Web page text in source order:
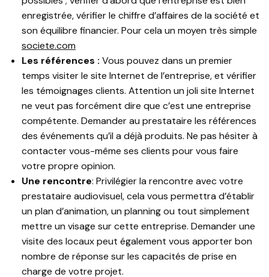
enregistrée, vérifier le chiffre d’affaires de la société et
son équilibre financier. Pour cela un moyen très simple
societe.com
Les références : Vous pouvez dans un premier
temps visiter le site Internet de l’entreprise, et vérifier
les témoignages clients. Attention un joli site Internet
ne veut pas forcément dire que c’est une entreprise
compétente. Demander au prestataire les références
des événements qu’il a déjà produits. Ne pas hésiter à
contacter vous-même ses clients pour vous faire
votre propre opinion.
Une rencontre: Privilégier la rencontre avec votre
prestataire audiovisuel, cela vous permettra d’établir
un plan d’animation, un planning ou tout simplement
mettre un visage sur cette entreprise. Demander une
visite des locaux peut également vous apporter bon
nombre de réponse sur les capacités de prise en
charge de votre projet.